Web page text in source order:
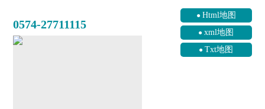
0574-27711115
Html地图
xml地图
Txt地图